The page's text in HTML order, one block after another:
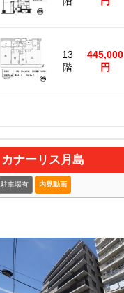
13
階
445,000
円
カナーリス月島
駐車場有 内見動画